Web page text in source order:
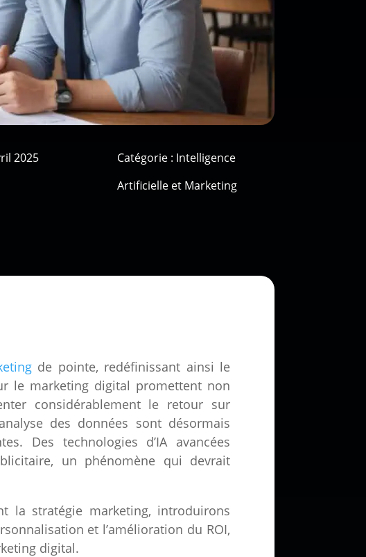
2025 Catégorie : Intelligence
Artificielle et Marketing
de pointe, redéfinissant ainsi le
le marketing digital promettent non
considérablement le retour sur
des données sont désormais
Des technologies d’IA avancées
un phénomène qui devrait
la stratégie marketing, introduirons
et l’amélioration du ROI,
digital.